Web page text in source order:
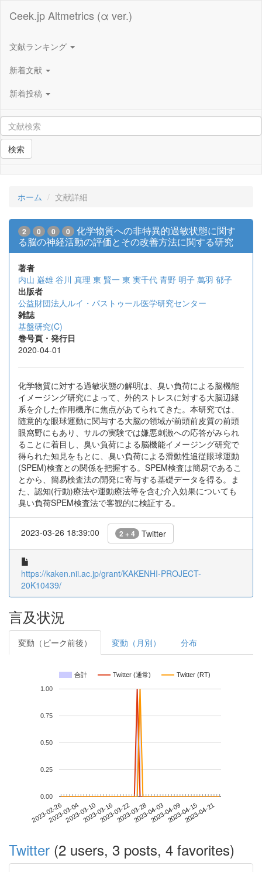
Ceek.jp Altmetrics (α ver.)
文献ランキング
新着文献
新着投稿
検索
ホーム 文献詳細
2 0 0 0
化学物質への非特異的過敏状態に関す
る脳の神経活動の評価とその改善方法に関する研究
著者
内山 巌雄 谷川 真理 東 賢一 東 実千代 青野 明子 萬羽 郁子
出版者
公益財団法人ルイ・パストゥール医学研究センター
雑誌
基盤研究(C)
巻号頁・発行日
2020-04-01
化学物質に対する過敏状態の解明は、臭い負荷による脳機能
イメージング研究によって、外的ストレスに対する大脳辺縁
系を介した作用機序に焦点があてられてきた。本研究では、
随意的な眼球運動に関与する大脳の領域が前頭前皮質の前頭
眼窩野にもあり、サルの実験では嫌悪刺激への応答がみられ
ることに着目し、臭い負荷による脳機能イメージング研究で
得られた知見をもとに、臭い負荷による滑動性追従眼球運動
(SPEM)検査との関係を把握する。SPEM検査は簡易であるこ
とから、簡易検査法の開発に寄与する基礎データを得る。ま
た、認知(行動)療法や運動療法等を含む介入効果についても
臭い負荷SPEM検査法で客観的に検証する。
2023-03-26 18:39:00 2 + 4 Twitter
https://kaken.nii.ac.jp/grant/KAKENHI-PROJECT-
20K10439/
言及状況
変動（ピーク前後） 変動（月別） 分布
合計 Twitter (通常) Twitter (RT)
2023-02-262023-03-042023-03-102023-03-162023-03-222023-03-282023-04-032023-04-092023-04-152023-04-21
0.00
0.25
0.50
0.75
1.00
Twitter (2 users, 3 posts, 4 favorites)